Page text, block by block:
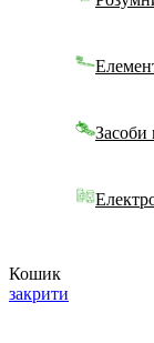
Засоби
Кошик
закрити